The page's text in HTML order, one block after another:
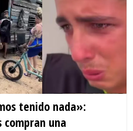
tenido nada»:
compran una